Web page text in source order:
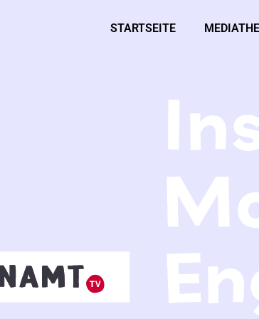
STARTSEITE